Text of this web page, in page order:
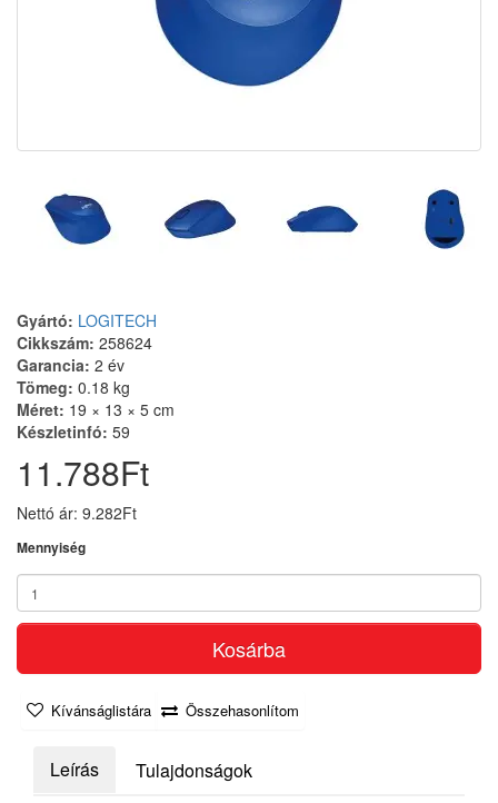
Gyártó: LOGITECH
Cikkszám: 258624
Garancia: 2 év
Tömeg: 0.18 kg
Méret: 19 × 13 × 5 cm
Készletinfó: 59
11.788Ft
Nettó ár: 9.282Ft
Mennyiség
Kosárba
Kívánságlistára Összehasonlítom
Leírás Tulajdonságok